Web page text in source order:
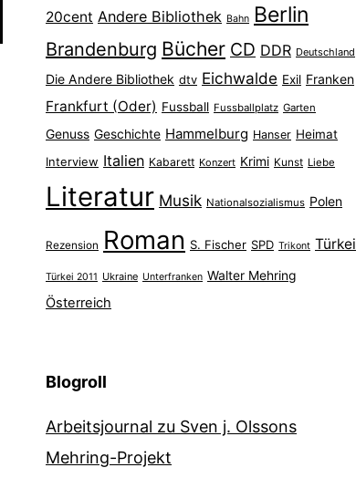
20cent Andere Bibliothek Bahn Berlin
Brandenburg Bücher CD DDR Deutschland
Die Andere Bibliothek dtv Eichwalde Exil Franken
Frankfurt (Oder) Fussball Fussballplatz Garten
Genuss Geschichte Hammelburg Hanser Heimat
Interview Italien Kabarett Konzert Krimi Kunst Liebe
Literatur Musik Nationalsozialismus Polen
Rezension Roman S. Fischer SPD Trikont Türkei
Türkei 2011 Ukraine Unterfranken Walter Mehring
Österreich
Blogroll
Arbeitsjournal zu Sven j. Olssons
Mehring-Projekt